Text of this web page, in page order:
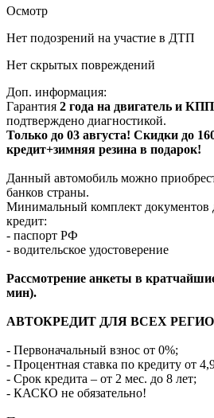
Осмотр
Нет подозрений на участие в ДТП
Нет скрытых повреждений
Доп. информация:
Гарантия 2 года на двигатель и КПП
подтверждено диагностикой.
Только до 03 августа! Скидки до
кредит+зимняя резина в подарок!
Данный автомобиль можно
банков страны.
Минимальный комплект документов
кредит:
- паспорт РФ
- водительское удостоверение
Рассмотрение анкеты в
мин).
АВТОКРЕДИТ ДЛЯ ВСЕХ
- Первоначальный взнос от 0%;
- Процентная ставка по кредиту от
- Срок кредита – от 2 мес. до 8 лет;
- КАСКО не обязательно!